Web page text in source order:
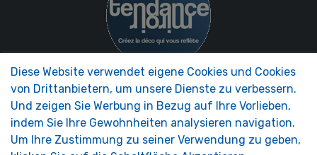
NOS MIROIRS
Zubehör Spiegel
Wohnmobilspiegel
Sicherheitsspiegel
UNTERNEHMEN
Präsentation MIRROR
TRENDS®
FAQ - Foire aux Questions
Diese Website verwendet eigene Cookies und Cookies
von Drittanbietern, um unsere Dienste zu verbessern.
Und zeigen Sie Werbung in Bezug auf Ihre Vorlieben,
indem Sie Ihre Gewohnheiten analysieren navigation.
Um Ihre Zustimmung zu seiner Verwendung zu geben,